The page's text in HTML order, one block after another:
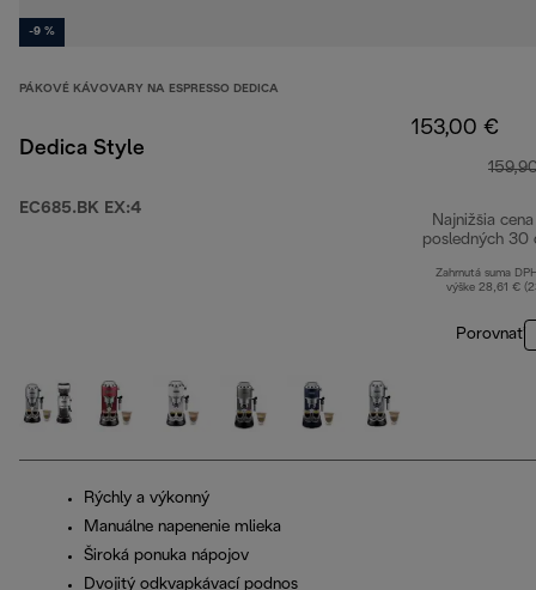
-9 %
PÁKOVÉ KÁVOVARY NA ESPRESSO DEDICA
Dedica Style
EC685.BK EX:4
153,00 €
Najnižšia
posledných 30
Zahrnutá suma
výške 28,61 €
Porovnať
Rýchly a výkonný
Manuálne napenenie mlieka
Široká ponuka nápojov
Dvojitý odkvapkávací podnos